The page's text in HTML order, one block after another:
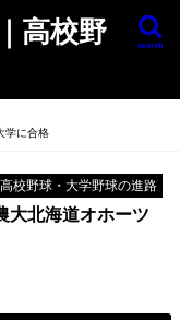
高校野
search
学に合格
高校野球・大学野球の進路
大北海道オホーツ